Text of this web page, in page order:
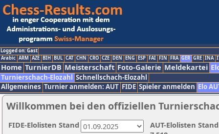
Logged on: Gast
Arabic ARM AZE BIH BUL CAT CHN CRO CZE DEN ENG ESP FAI FIN FRA GER GRE INA
Home TurnierDB Meisterschaft Foto-Galerie Meldekartei
Turnierschach-Elozahl Schnellschach-Elozahl
Allgemeines Turnier anmelden: AUT FIDE Spieler anmelden Elo
Willkommen bei den offiziellen
AUT-Elolisten
FIDE-Elolisten Stand